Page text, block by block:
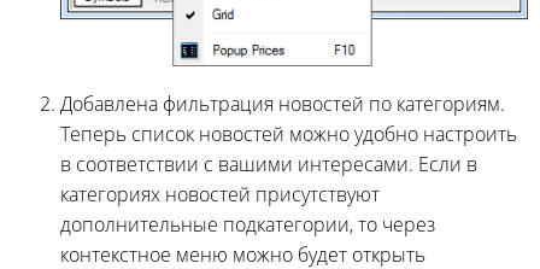
Добавлена фильтрация новостей по категориям.
Теперь список новостей можно удобно настроить
в соответствии с вашими интересами. Если в
категориях новостей присутствуют
дополнительные подкатегории, то через
контекстное меню можно будет открыть